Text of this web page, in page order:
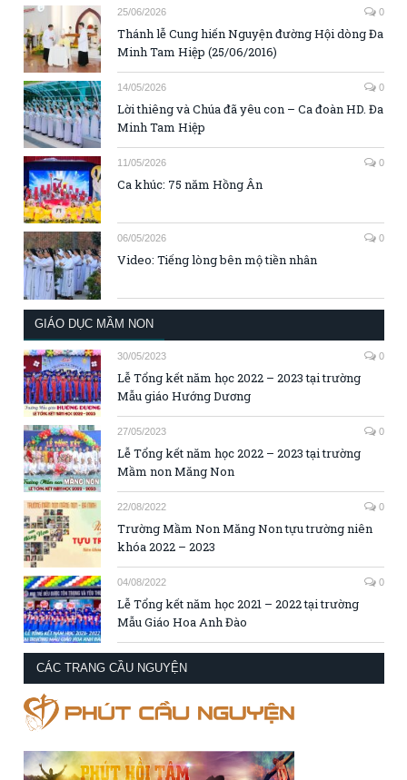
25/06/2026 0
Thánh lễ Cung hiến Nguyện đường Hội dòng Đa
Minh Tam Hiệp (25/06/2016)
14/05/2026 0
Lời thiêng và Chúa đã yêu con – Ca đoàn HD. Đa
Minh Tam Hiệp
11/05/2026 0
Ca khúc: 75 năm Hồng Ân
06/05/2026 0
Video: Tiếng lòng bên mộ tiền nhân
GIÁO DỤC MẦM NON
30/05/2023 0
Lễ Tổng kết năm học 2022 – 2023 tại trường
Mẫu giáo Hướng Dương
27/05/2023 0
Lễ Tổng kết năm học 2022 – 2023 tại trường
Mầm non Măng Non
22/08/2022 0
Trường Mầm Non Măng Non tựu trường niên
khóa 2022 – 2023
04/08/2022 0
Lễ Tổng kết năm học 2021 – 2022 tại trường
Mẫu Giáo Hoa Anh Đào
CÁC TRANG CẦU NGUYỆN